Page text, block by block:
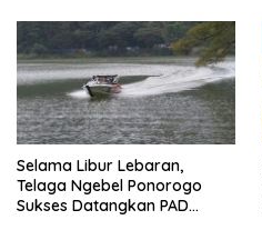
Selama Libur Lebaran,
Telaga Ngebel Ponorogo
Sukses Datangkan PAD